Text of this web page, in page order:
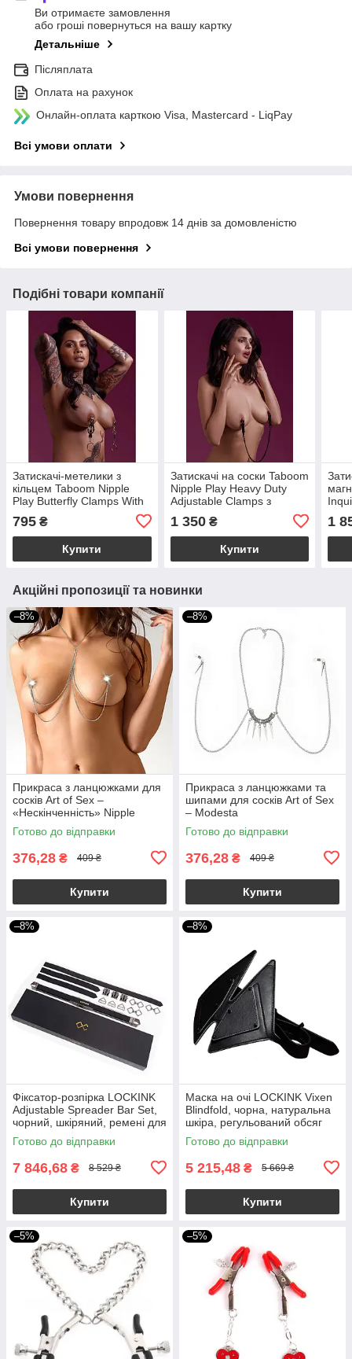
Ви отримаєте замовлення
або гроші повернуться на вашу картку
Детальніше
Післяплата
Оплата на рахунок
Онлайн-оплата карткою Visa, Mastercard - LiqPay
Всі умови оплати
Умови повернення
Повернення товару впродовж 14 днів за домовленістю
Всі умови повернення
Подібні товари компанії
Затискачі-метелики з
кільцем Taboom Nipple
Play Butterfly Clamps With
795 ₴
Купити
Затискачі на соски Taboom
Nipple Play Heavy Duty
Adjustable Clamps з
1 350₴
Купити
1
Акційні пропозиції та новинки
–8%
Прикраса з ланцюжками для
сосків Art of Sex –
«Нескінченність» Nipple
Jewerlry Infinity
Готово до відправки
376,28 ₴ 409 ₴
Купити
–8%
Прикраса з ланцюжками та
шипами для сосків Art of Sex
– Modesta
Готово до відправки
376,28 ₴ 409 ₴
Купити
–8%
Фіксатор-розпірка LOCKINK
Adjustable Spreader Bar Set,
чорний, шкіряний, ремені для
шиї, рук/ніг
Готово до відправки
7 846,68 ₴ 8 529 ₴
Купити
–8%
Маска на очі LOCKINK Vixen
Blindfold, чорна, натуральна
шкіра, регульований обсяг
Готово до відправки
5 215,48 ₴ 5 669 ₴
Купити
–5% –5%